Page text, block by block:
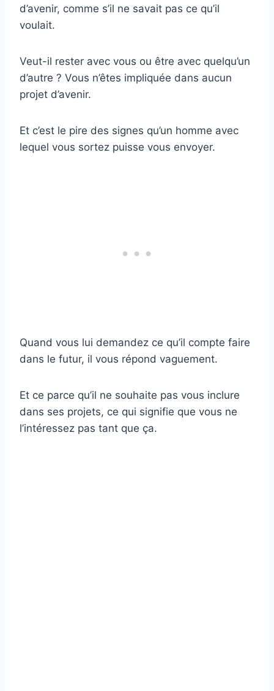
d’avenir, comme s’il ne savait pas ce qu’il
voulait.
Veut-il rester avec vous ou être avec quelqu’un
d’autre ? Vous n’êtes impliquée dans aucun
projet d’avenir.
Et c’est le pire des signes qu’un homme avec
lequel vous sortez puisse vous envoyer.
Quand vous lui demandez ce qu’il compte faire
dans le futur, il vous répond vaguement.
Et ce parce qu’il ne souhaite pas vous inclure
dans ses projets, ce qui signifie que vous ne
l’intéressez pas tant que ça.